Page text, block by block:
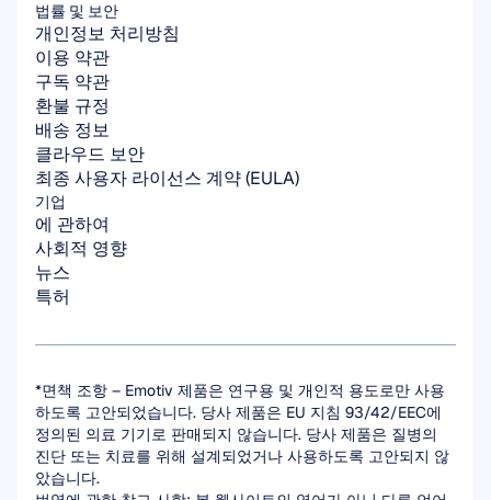
기업
에 관하여
사회적 영향
뉴스
특허
법률 및 보안
개인정보 처리방침
이용 약관
구독 약관
환불 규정
배송 정보
클라우드 보안
최종 사용자 라이선스 계약 (EULA)
*면책 조항 – Emotiv 제품은 연구용 및 개인적 용도로만 사용
하도록 고안되었습니다. 당사 제품은 EU 지침 93/42/EEC에
정의된 의료 기기로 판매되지 않습니다. 당사 제품은 질병의
진단 또는 치료를 위해 설계되었거나 사용하도록 고안되지 않
았습니다.